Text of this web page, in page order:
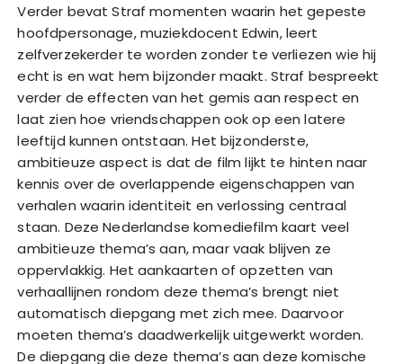
Verder bevat Straf momenten waarin het gepeste
hoofdpersonage, muziekdocent Edwin, leert
zelfverzekerder te worden zonder te verliezen wie hij
echt is en wat hem bijzonder maakt. Straf bespreekt
verder de effecten van het gemis aan respect en
laat zien hoe vriendschappen ook op een latere
leeftijd kunnen ontstaan. Het bijzonderste,
ambitieuze aspect is dat de film lijkt te hinten naar
kennis over de overlappende eigenschappen van
verhalen waarin identiteit en verlossing centraal
staan. Deze Nederlandse komediefilm kaart veel
ambitieuze thema’s aan, maar vaak blijven ze
oppervlakkig. Het aankaarten of opzetten van
verhaallijnen rondom deze thema’s brengt niet
automatisch diepgang met zich mee. Daarvoor
moeten thema’s daadwerkelijk uitgewerkt worden.
De diepgang die deze thema’s aan deze komische